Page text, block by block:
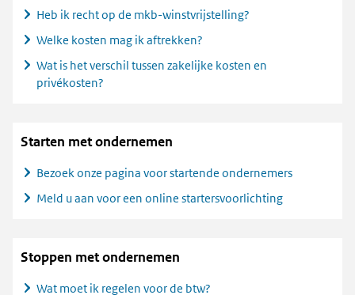
Heb ik recht op de mkb-winstvrijstelling?
Welke kosten mag ik aftrekken?
Wat is het verschil tussen zakelijke kosten en
privékosten?
Starten met ondernemen
Bezoek onze pagina voor startende ondernemers
Meld u aan voor een online startersvoorlichting
Stoppen met ondernemen
Wat moet ik regelen voor de btw?